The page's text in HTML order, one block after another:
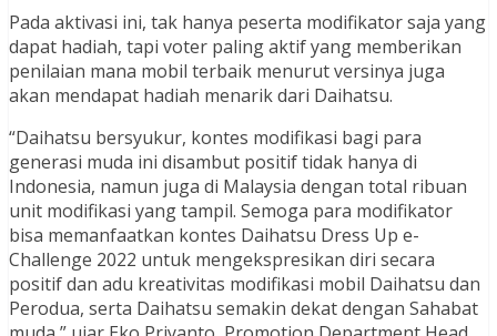
Pada aktivasi ini, tak hanya peserta modifikator saja yang
dapat hadiah, tapi voter paling aktif yang memberikan
penilaian mana mobil terbaik menurut versinya juga
akan mendapat hadiah menarik dari Daihatsu.
“Daihatsu bersyukur, kontes modifikasi bagi para
generasi muda ini disambut positif tidak hanya di
Indonesia, namun juga di Malaysia dengan total ribuan
unit modifikasi yang tampil. Semoga para modifikator
bisa memanfaatkan kontes Daihatsu Dress Up e-
Challenge 2022 untuk mengekspresikan diri secara
positif dan adu kreativitas modifikasi mobil Daihatsu dan
Perodua, serta Daihatsu semakin dekat dengan Sahabat